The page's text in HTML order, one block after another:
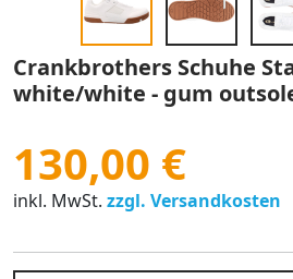
Crankbrothers Schuhe
white/white - gum outsole
130,00 €
inkl. MwSt. zzgl. Versandkosten